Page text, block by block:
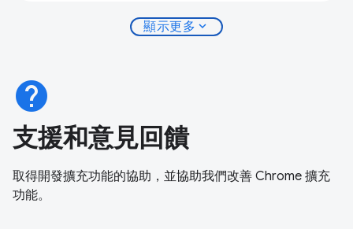
顯示更多 expand_more
help
支援和意見回饋
取得開發擴充功能的協助，並協助我們改善 Chrome 擴充
功能。